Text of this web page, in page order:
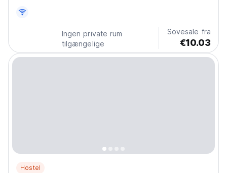
Ingen private rum
tilgængelige
Sovesale fra
€10.03
Hostel